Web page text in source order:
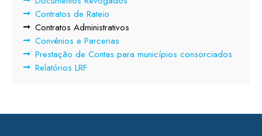
Contratos de Rateio
Contratos Administrativos
Convênios e Parcerias
Prestação de Contas para municípios consorciados
Relatórios LRF